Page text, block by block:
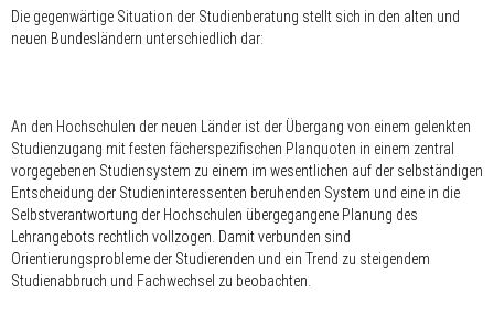
Die gegenwärtige Situation der Studienberatung stellt sich in den alten und
neuen Bundesländern unterschiedlich dar:
An den Hochschulen der neuen Länder ist der Übergang von einem gelenkten
Studienzugang mit festen fächerspezifischen Planquoten in einem zentral
vorgegebenen Studiensystem zu einem im wesentlichen auf der selbständigen
Entscheidung der Studieninteressenten beruhenden System und eine in die
Selbstverantwortung der Hochschulen übergegangene Planung des
Lehrangebots rechtlich vollzogen. Damit verbunden sind
Orientierungsprobleme der Studierenden und ein Trend zu steigendem
Studienabbruch und Fachwechsel zu beobachten.